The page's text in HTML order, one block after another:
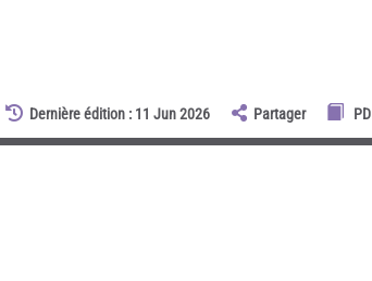
Dernière édition : 11 Jun 2026 Partager